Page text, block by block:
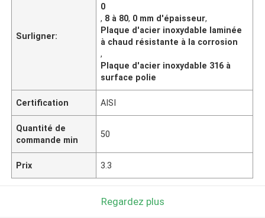
Surligner:
0
, 8 à 80, 0 mm d'épaisseur,
Plaque d'acier inoxydable laminée
à chaud résistante à la corrosion
,
Plaque d'acier inoxydable 316 à
surface polie
Certification AISI
Quantité de
commande min
50
Prix 3.3
Regardez plus